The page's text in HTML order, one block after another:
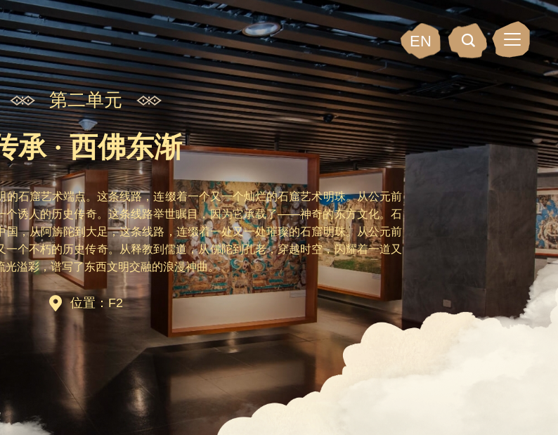
EN
第二单元
承 · 西佛东渐
石窟艺术端点。这条线路，连缀着一个又一个灿烂的石窟艺术明珠。从公元前
个诱人的历史传奇。这条线路举世瞩目，因为它承载了——神奇的东方文化。石
，从阿旃陀到大足，这条线路，连缀着一处又一处璀璨的石窟明珠。从公元前
个不朽的历史传奇。从释教到儒道，从佛陀到孔老，穿越时空，闪耀着一道又
溢彩，谱写了东西文明交融的浪漫神曲。
位置：F2